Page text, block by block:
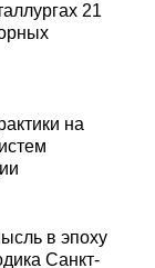
21
на
в эпоху
Санкт-